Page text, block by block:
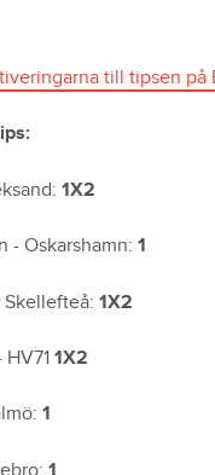
till tipsen på
1X2
- Oskarshamn: 1
1X2
HV71 1X2
1